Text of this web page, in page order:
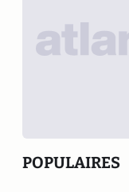
POPULAIRES